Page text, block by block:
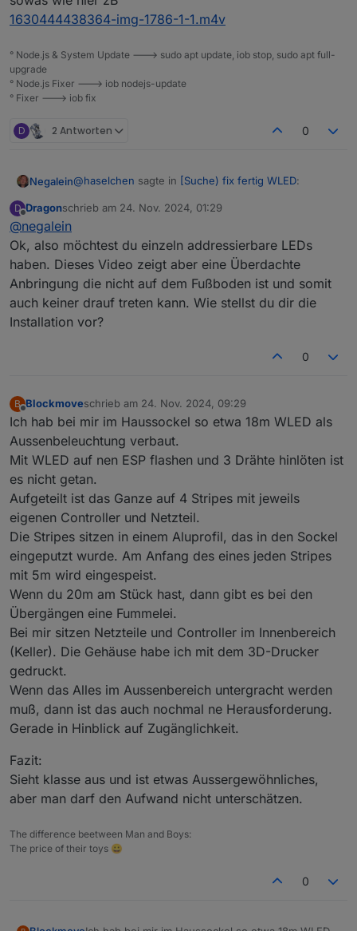
1630444438364-img-1786-1-1.m4v
° Node.js & System Update ---> sudo apt update, iob stop, sudo apt full-
upgrade
° Node.js Fixer ---> iob nodejs-update
° Fixer ---> iob fix
D 2 Antworten 0
Negalein@haselchen sagte in [Suche) fix fertig WLED:
einzeln adressierbar sein sollen?
sowas wie hier zB
1630444438364-img-1786-1-1.m4v
D
Offline
Dragonschrieb am 24. Nov. 2024, 01:29
zuletzt editiert von
@negalein
Ok, also möchtest du einzeln addressierbare LEDs
haben. Dieses Video zeigt aber eine Überdachte
Anbringung die nicht auf dem Fußboden ist und somit
auch keiner drauf treten kann. Wie stellst du dir die
Installation vor?
0
B
Offline
Blockmoveschrieb am 24. Nov. 2024, 09:29
zuletzt editiert von
Ich hab bei mir im Haussockel so etwa 18m WLED als
Aussenbeleuchtung verbaut.
Mit WLED auf nen ESP flashen und 3 Drähte hinlöten ist
es nicht getan.
Aufgeteilt ist das Ganze auf 4 Stripes mit jeweils
eigenen Controller und Netzteil.
Die Stripes sitzen in einem Aluprofil, das in den Sockel
eingeputzt wurde. Am Anfang des eines jeden Stripes
mit 5m wird eingespeist.
Wenn du 20m am Stück hast, dann gibt es bei den
Übergängen eine Fummelei.
Bei mir sitzen Netzteile und Controller im Innenbereich
(Keller). Die Gehäuse habe ich mit dem 3D-Drucker
gedruckt.
Wenn das Alles im Aussenbereich untergracht werden
muß, dann ist das auch nochmal ne Herausforderung.
Gerade in Hinblick auf Zugänglichkeit.
Fazit:
Sieht klasse aus und ist etwas Aussergewöhnliches,
aber man darf den Aufwand nicht unterschätzen.
The difference beetween Man and Boys:
The price of their toys 😀
0